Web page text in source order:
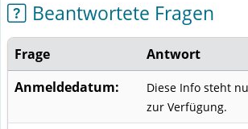
Beantwortete Fragen
Frage
Antwort
Anmeldedatum:
Diese Info steht
zur Verfügung.